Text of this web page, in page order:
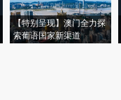
【特别呈现】澳门全力探
索葡语国家新渠道